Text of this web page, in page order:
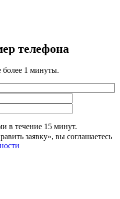
телефона
более 1 минуты.
в течение 15 минут.
заявку», вы соглашаетесь